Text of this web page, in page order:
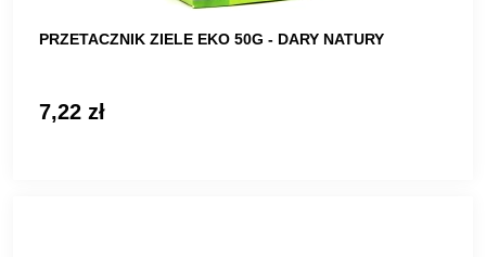
PRZETACZNIK ZIELE EKO 50G - DARY NATURY
7,22 zł